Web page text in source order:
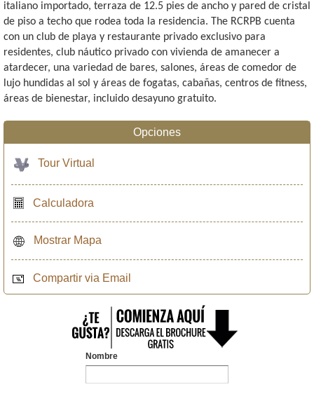
italiano importado, terraza de 12.5 pies de ancho y pared de cristal
de piso a techo que rodea toda la residencia. The RCRPB cuenta
con un club de playa y restaurante privado exclusivo para
residentes, club náutico privado con vivienda de amanecer a
atardecer, una variedad de bares, salones, áreas de comedor de
lujo hundidas al sol y áreas de fogatas, cabañas, centros de fitness,
áreas de bienestar, incluido desayuno gratuito.
Opciones
Tour Virtual
Calculadora
Mostrar Mapa
Compartir via Email
Nombre